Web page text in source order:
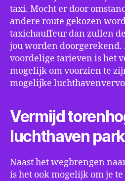
taxi. Mocht er door
andere route gekozen
taxichauffeur dan zullen
jou worden doorgerekend.
voordelige tarieven is het
mogelijk om voorzien te
mogelijke
Vermijd
luchthaven
Naast het wegbrengen
is het ook mogelijk om je